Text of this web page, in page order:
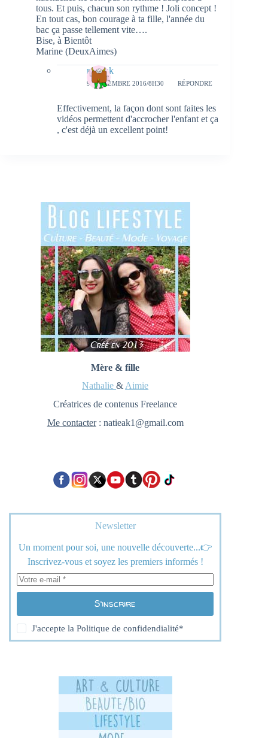
tous. Et puis, chacun son rythme ! Joli concept !
En tout cas, bon courage à ta fille, l'année du
bac ça passe tellement vite….
Bise, à Bientôt
Marine (DeuxAimes)
natieak
9 SEPTEMBRE 2016/8H30 RÉPONDRE
Effectivement, la façon dont sont faites les
vidéos permettent d'accrocher l'enfant et ça
, c'est déjà un excellent point!
Mère & fille
Nathalie& Aimie
Créatrices de contenus Freelance
Me contacter: natieak1@gmail.com
Newsletter
Un moment pour soi, une nouvelle découverte...👉
Inscrivez-vous et soyez les premiers informés !
S’inscrire
J'accepte laPolitique de confidendialité*